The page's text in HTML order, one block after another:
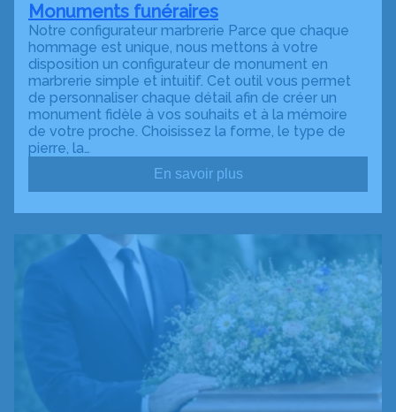
Monuments funéraires
Notre configurateur marbrerie Parce que chaque
hommage est unique, nous mettons à votre
disposition un configurateur de monument en
marbrerie simple et intuitif. Cet outil vous permet
de personnaliser chaque détail afin de créer un
monument fidèle à vos souhaits et à la mémoire
de votre proche. Choisissez la forme, le type de
pierre, la…
En savoir plus